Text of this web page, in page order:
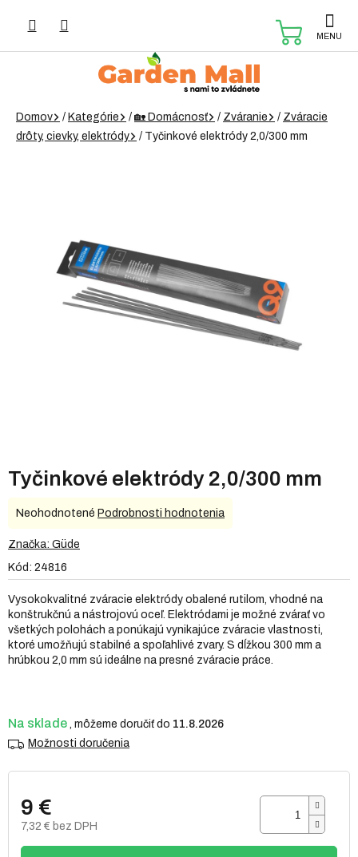
Domov / Kategórie / 🏡 Domácnosť / Zváranie / Zváracie
drôty, cievky, elektródy
/ Tyčinkové elektródy 2,0/300 mm
Tyčinkové elektródy 2,0/300 mm
Kód: 24816
Na sklade
11.8.2026
Možnosti doručenia
9 €
7,32 € bez DPH
Jednotková
Vysokokvalitné zváracie elektródy obalené rutilom, vhodné na
konštrukčnú a nástrojovú oceľ. Elektródami je možné zvárať vo
všetkých polohách a ponúkajú vynikajúce zváracie vlastnosti,
ktoré umožňujú stabilné a spoľahlivé zvary. S dĺžkou 300 mm a
hrúbkou 2,0 mm sú ideálne na presné zváracie práce.
Priemerné
produktu
0,0
5
hviezdičiek.
Neohodnotené Podrobnosti hodnotenia
Značka: Güde